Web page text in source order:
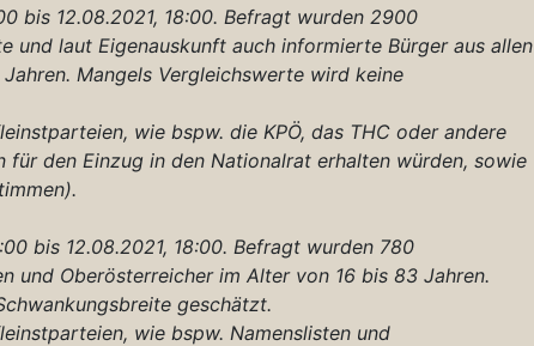
bis 12.08.2021, 18:00. Befragt wurden 2900
und laut Eigenauskunft auch informierte Bürger aus allen
Mangels Vergleichswerte wird keine
wie bspw. die KPÖ, das THC oder andere
für den Einzug in den Nationalrat erhalten würden, sowie
bis 12.08.2021, 18:00. Befragt wurden 780
und Oberösterreicher im Alter von 16 bis 83 Jahren.
geschätzt.
wie bspw. Namenslisten und